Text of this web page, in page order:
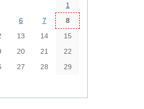
1
6 7
8
13 14
15
20 21
22
27 28
29